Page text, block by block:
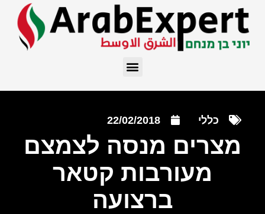
כללי 22/02/2018
מצרים מנסה לצמצם
מעורבות קטאר
ברצועה